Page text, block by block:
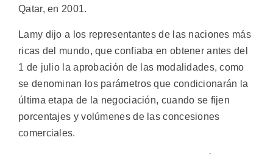
Qatar, en 2001.
Lamy dijo a los representantes de las naciones más
ricas del mundo, que confiaba en obtener antes del
1 de julio la aprobación de las modalidades, como
se denominan los parámetros que condicionarán la
última etapa de la negociación, cuando se fijen
porcentajes y volúmenes de las concesiones
comerciales.